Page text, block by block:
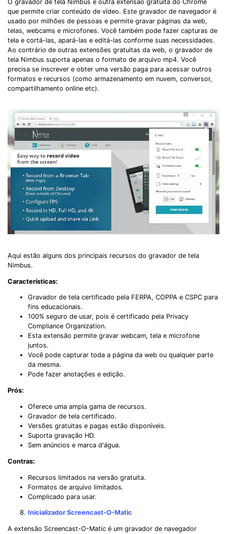
O gravador de tela Nimbus é outra extensão gratuita do Chrome
que permite criar conteúdo de vídeo. Este gravador de navegador é
usado por milhões de pessoas e permite gravar páginas da web,
telas, webcams e microfones. Você também pode fazer capturas de
tela e cortá-las, apará-las e editá-las conforme suas necessidades.
Ao contrário de outras extensões gratuitas da web, o gravador de
tela Nimbus suporta apenas o formato de arquivo mp4. Você
precisa se inscrever e obter uma versão paga para acessar outros
formatos e recursos (como armazenamento em nuvem, conversor,
compartilhamento online etc).
Aqui estão alguns dos principais recursos do gravador de tela
Nimbus.
Características:
Gravador de tela certificado pela FERPA, COPPA e CSPC para
fins educacionais.
100% seguro de usar, pois é certificado pela Privacy
Compliance Organization.
Esta extensão permite gravar webcam, tela e microfone
juntos.
Você pode capturar toda a página da web ou qualquer parte
da mesma.
Pode fazer anotações e edição.
Prós:
Oferece uma ampla gama de recursos.
Gravador de tela certificado.
Versões gratuitas e pagas estão disponíveis.
Suporta gravação HD.
Sem anúncios e marca d'água.
Contras:
Recursos limitados na versão gratuita.
Formatos de arquivo limitados.
Complicado para usar.
Inicializador Screencast-O-Matic
A extensão Screencast-O-Matic é um gravador de navegador